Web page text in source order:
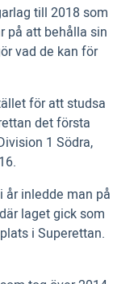
till 2018 som
på att behålla sin
vad de kan för
för att studsa
det första
1 Södra,
år inledde man på
laget gick som
i Superettan.